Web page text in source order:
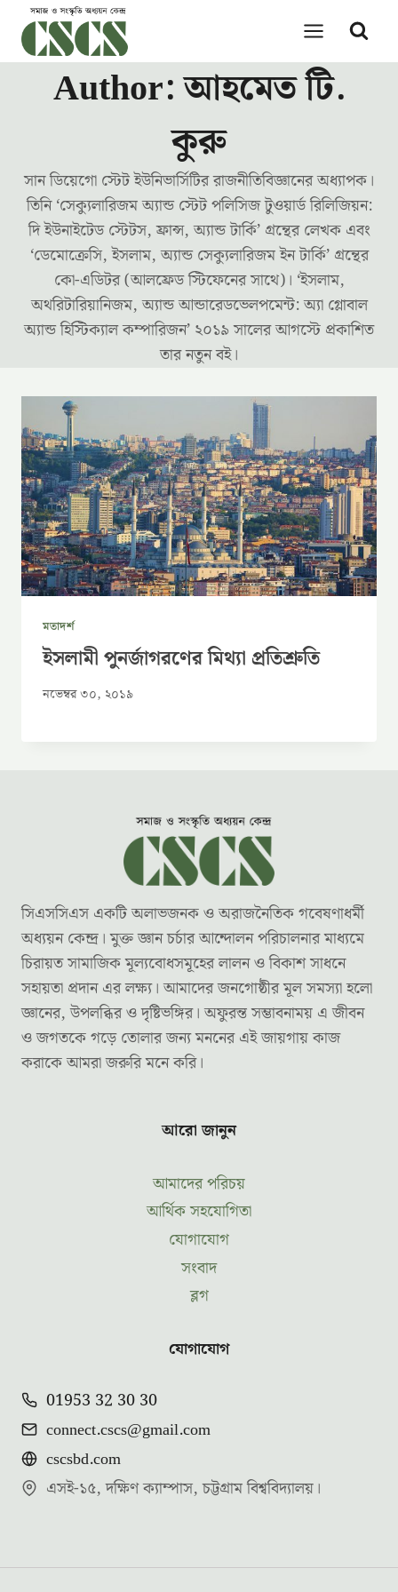
content Author: আহমেত টি.
কুরু
সান ডিয়েগো স্টেট ইউনিভার্সিটির রাজনীতিবিজ্ঞানের অধ্যাপক।
তিনি ‘সেক্যুলারিজম অ্যান্ড স্টেট পলিসিজ টুওয়ার্ড রিলিজিয়ন:
দি ইউনাইটেড স্টেটস, ফ্রান্স, অ্যান্ড টার্কি’ গ্রন্থের লেখক এবং
‘ডেমোক্রেসি, ইসলাম, অ্যান্ড সেক্যুলারিজম ইন টার্কি’ গ্রন্থের
কো-এডিটর (আলফ্রেড স্টিফেনের সাথে)। ‘ইসলাম,
অথরিটারিয়ানিজম, অ্যান্ড আন্ডারেডভেলপমেন্ট: অ্যা গ্লোবাল
অ্যান্ড হিস্টিক্যাল কম্পারিজন’ ২০১৯ সালের আগস্টে প্রকাশিত
তার নতুন বই।
মতাদর্শ
ইসলামী পুনর্জাগরণের মিথ্যা প্রতিশ্রুতি
নভেম্বর ৩০, ২০১৯
সিএসসিএস একটি অলাভজনক ও অরাজনৈতিক গবেষণাধর্মী
অধ্যয়ন কেন্দ্র। মুক্ত জ্ঞান চর্চার আন্দোলন পরিচালনার মাধ্যমে
চিরায়ত সামাজিক মূল্যবোধসমূহের লালন ও বিকাশ সাধনে
সহায়তা প্রদান এর লক্ষ্য। আমাদের জনগোষ্ঠীর মূল সমস্যা হলো
জ্ঞানের, উপলব্ধির ও দৃষ্টিভঙ্গির। অফুরন্ত সম্ভাবনাময় এ জীবন
ও জগতকে গড়ে তোলার জন্য মননের এই জায়গায় কাজ
করাকে আমরা জরুরি মনে করি।
আরো জানুন
আমাদের পরিচয়
আর্থিক সহযোগিতা
যোগাযোগ
সংবাদ
ব্লগ
যোগাযোগ
01953 32 30 30
connect.cscs@gmail.com
cscsbd.com
এসই-১৫, দক্ষিণ ক্যাম্পাস, চট্টগ্রাম বিশ্ববিদ্যালয়।